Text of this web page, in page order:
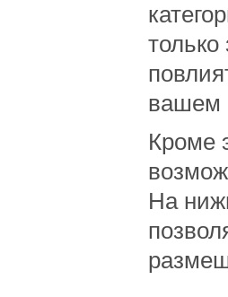
вашем
Кроме
На